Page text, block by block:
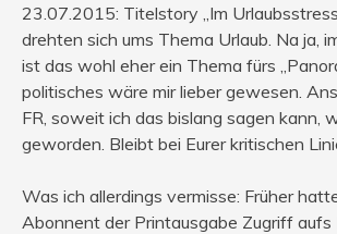
23.07.2015: Titelstory „Im
drehten sich ums Thema Urlaub. Na ja,
ist das wohl eher ein Thema fürs
politisches wäre mir lieber gewesen.
FR, soweit ich das bislang sagen kann,
geworden. Bleibt bei Eurer kritischen
Was ich allerdings vermisse: Früher
Abonnent der Printausgabe Zugriff aufs